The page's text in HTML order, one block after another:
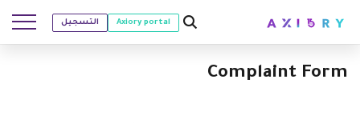
Axiory portal التسجيل
Complaint Form